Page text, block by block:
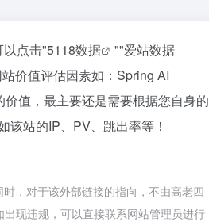
点击"5118数据 ""爱站数据
价值评估因素如：Spring AI
值，最主要还是需要根据您自身的
站的IP、PV、跳出率等！
，对于该外部链接的指向，不由高老四
现违规，可以直接联系网站管理员进行